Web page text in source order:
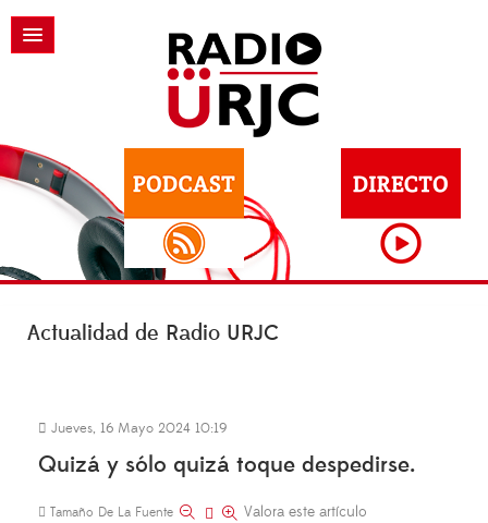
Actualidad de Radio URJC
Jueves, 16 Mayo 2024 10:19
Quizá y sólo quizá toque despedirse.
Tamaño De La Fuente
Valora este artículo